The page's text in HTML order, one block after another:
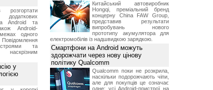
Android та
Android-
одного
та
у
Китайський автовиробник
Hongqi, преміальний бренд
концерну China FAW Group,
представив результати
випробувань нового
прототипу акумулятора для
електромобілів із надшвидкою зарядкою.
Смартфони на Android можуть
здорожчати через нову цінову
політику Qualcomm
Qualcomm поки не розкрила,
наскільки подорожчають чіпи,
але для покупців це означає
одне: усі Android-пристрої на